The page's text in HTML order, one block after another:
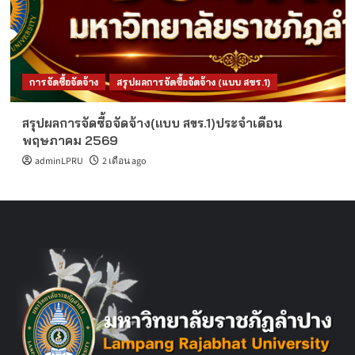
การจัดซื้อจัดจ้าง สรุปผลการจัดซื้อจัดจ้าง (แบบ สขร.1)
สรุปผลการจัดซื้อจัดจ้าง(แบบ สขร.1)ประจำเดือน
พฤษภาคม 2569
adminLPRU 2 เดือน ago